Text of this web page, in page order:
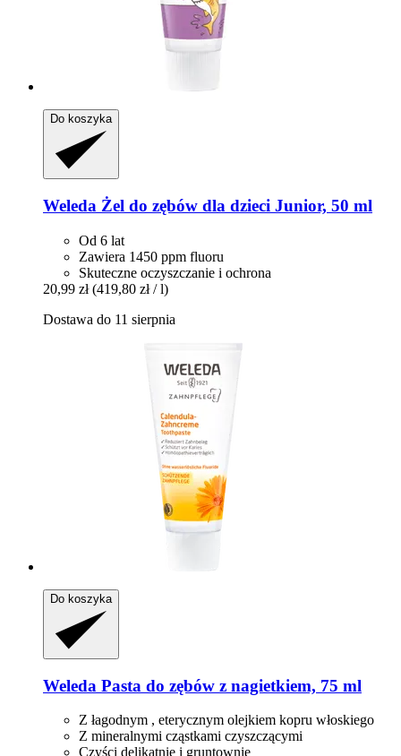
Do koszyka
Weleda Żel do zębów dla dzieci Junior, 50 ml
Od 6 lat
Zawiera 1450 ppm fluoru
Skuteczne oczyszczanie i ochrona
20,99 zł (419,80 zł / l)
Dostawa do 11 sierpnia
Do koszyka
Weleda Pasta do zębów z nagietkiem, 75 ml
Z łagodnym , eterycznym olejkiem kopru włoskiego
Z mineralnymi cząstkami czyszczącymi
Czyści delikatnie i gruntownie